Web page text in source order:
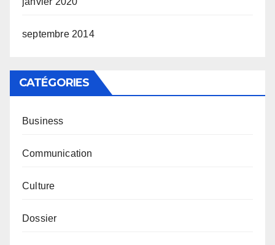
septembre 2014
CATÉGORIES
Business
Communication
Culture
Dossier